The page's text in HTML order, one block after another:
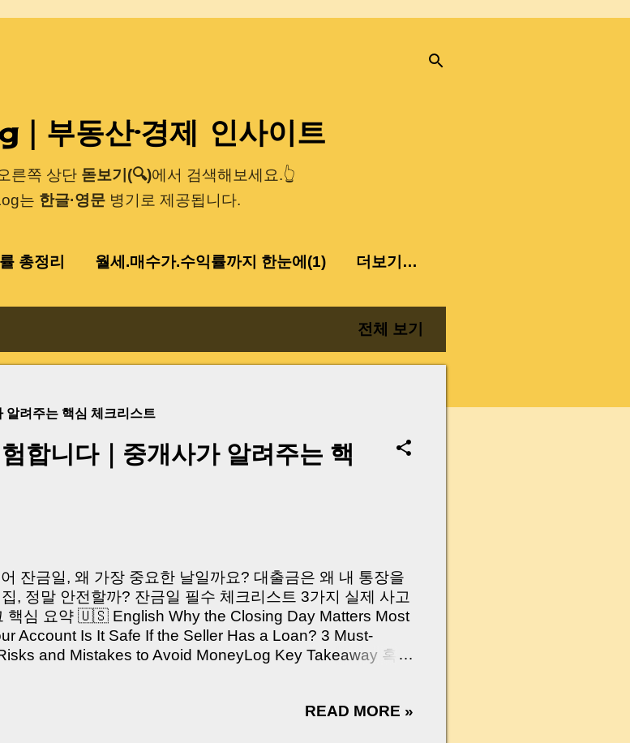
기본 콘텐츠로 건너뛰기
부동산·경제 인사이트
른쪽 상단돋보기(🔍)에서 검색해보세요.👆
는 한글·영문 병기로 제공됩니다.
총정리 월세.매수가.수익률까지 한눈에(1) 더보기…
전체 보기
알려주는 핵심 체크리스트
합니다｜중개사가 알려주는 핵
잔금일, 왜 가장 중요한 날일까요? 대출금은 왜 내 통장을
, 정말 안전할까? 잔금일 필수 체크리스트 3가지 실제 사고
핵심 요약 🇺🇸 English Why the Closing Day Matters Most
Account Is It Safe If the Seller Has a Loan? 3 Must-
and Mistakes to Avoid MoneyLog Key Takeaway 혹시
는 순간 입니다. 실제로 제가 중개 현장에서 겪었던 일입니
READ MORE »